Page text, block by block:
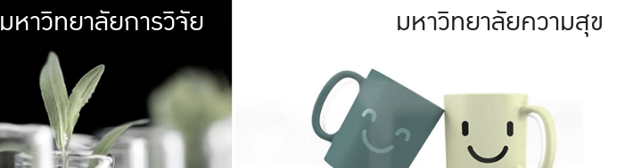
มหาวิทยาลัย
เกษตรศาสตร์ มีพื้นที่เขียวสดใส หนาแน่น
เป็นป่าในเมือง (URBAN FOREST)
เกษตรในเมือง (URBAN AGRICULTURE)
ที่นับรวมกันได้ประมาณ 1,400 ไร่
มหาวิทยาลัยการวิจัย มหาวิทยาลัย
ให้กับประชาชน
มหาวิทยาลัยความสุข